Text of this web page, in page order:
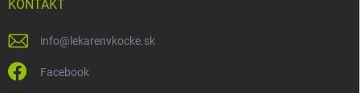
KONTAKT
info@ lekarenvkocke.sk
Facebook